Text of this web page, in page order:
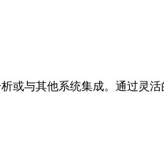
或与其他系统集成。通过灵